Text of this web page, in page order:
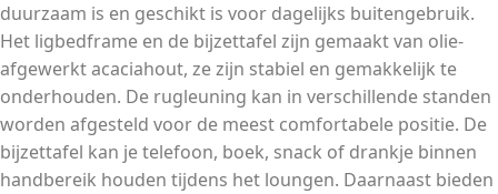
duurzaam is en geschikt is voor dagelijks buitengebruik.
Het ligbedframe en de bijzettafel zijn gemaakt van olie-
afgewerkt acaciahout, ze zijn stabiel en gemakkelijk te
onderhouden. De rugleuning kan in verschillende standen
worden afgesteld voor de meest comfortabele positie. De
bijzettafel kan je telefoon, boek, snack of drankje binnen
handbereik houden tijdens het loungen. Daarnaast bieden